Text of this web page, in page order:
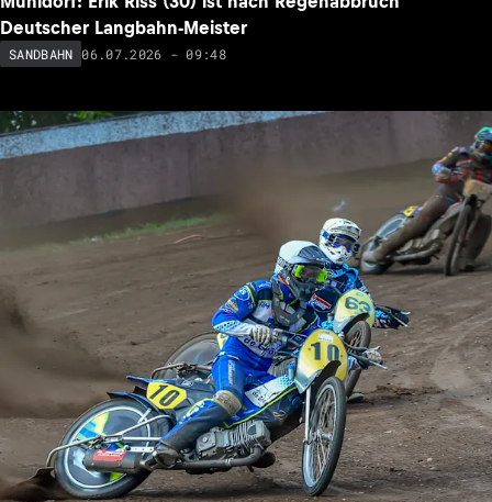
Deutscher Langbahn-Meister
SANDBAHN 06.07.2026 - 09:48